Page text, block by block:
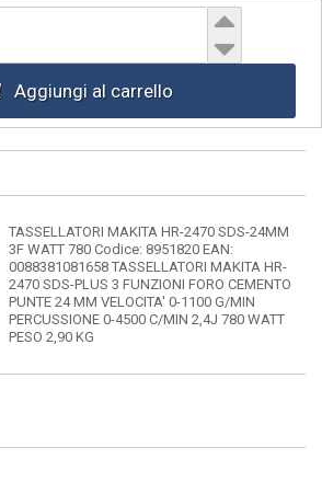
TASSELLATORI MAKITA HR-2470 SDS-24MM
3F WATT 780 Codice: 8951820 EAN:
0088381081658 TASSELLATORI MAKITA HR-
2470 SDS-PLUS 3 FUNZIONI FORO CEMENTO
PUNTE 24 MM VELOCITA' 0-1100 G/MIN
PERCUSSIONE 0-4500 C/MIN 2,4J 780 WATT
PESO 2,90 KG
Aggiungi al carrello